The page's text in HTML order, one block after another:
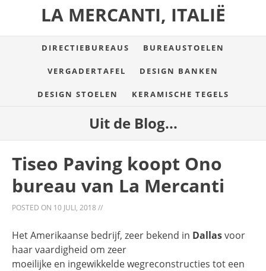
LA MERCANTI, ITALIË
DIRECTIEBUREAUS BUREAUSTOELEN
VERGADERTAFEL DESIGN BANKEN
DESIGN STOELEN KERAMISCHE TEGELS
Uit de Blog...
Tiseo Paving koopt Ono
bureau van La Mercanti
POSTED ON 10 JULI, 2018 //
Het Amerikaanse bedrijf, zeer bekend in Dallasvoor
haar vaardigheid om zeer
moeilijke en ingewikkelde wegreconstructies tot een